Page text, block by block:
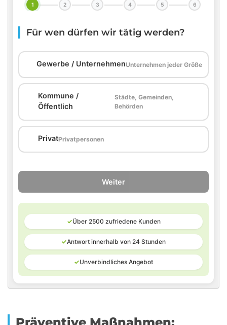
1 2 3 4 5 6
Für wen dürfen wir tätig werden?
Gewerbe / UnternehmenUnternehmen jeder Größe
Kommune /
Öffentlich
Städte, Gemeinden,
Behörden
PrivatPrivatpersonen
Weiter
✓Über 2500 zufriedene Kunden
✓Antwort innerhalb von 24 Stunden
✓Unverbindliches Angebot